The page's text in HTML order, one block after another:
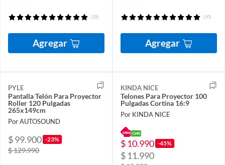
(28)
Agregar
(50)
Agregar
PYLE
Pantalla Telón Para Proyector
Roller 120 Pulgadas
265x149cm
Por AUTOSOUND
$ 99.900 -23%
$ 129.990
KINDA NICE
Telones Para Proyector 100
Pulgadas Cortina 16:9
Por KINDA NICE
$ 10.990 -45%
$ 11.990